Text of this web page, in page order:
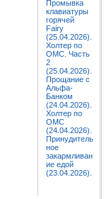
Промывка
клавиатуры
горячей
Fairy
(25.04.2026).
Холтер по
ОМС. Часть
2
(25.04.2026).
Прощание с
Альфа-
Банком
(24.04.2026).
Холтер по
ОМС
(24.04.2026).
Принудитель
ное
закармливан
ие едой
(23.04.2026).